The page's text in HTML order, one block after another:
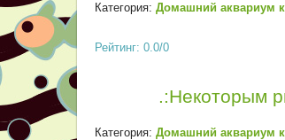
Категория: Домашний аквариум
Рейтинг: 0.0/0
.:Некоторым
Категория: Домашний аквариум